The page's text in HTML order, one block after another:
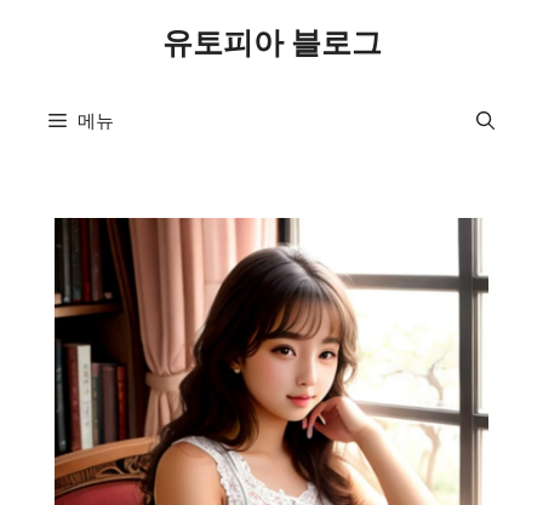
유토피아 블로그
메뉴